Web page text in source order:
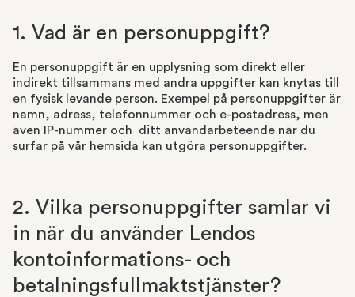
1. Vad är en personuppgift?
En personuppgift är en upplysning som direkt eller
indirekt tillsammans med andra uppgifter kan knytas till
en fysisk levande person. Exempel på personuppgifter är
namn, adress, telefonnummer och e-postadress, men
även IP-nummer och ditt användarbeteende när du
surfar på vår hemsida kan utgöra personuppgifter.
2. Vilka personuppgifter samlar vi
in när du använder Lendos
kontoinformations- och
betalningsfullmaktstjänster?